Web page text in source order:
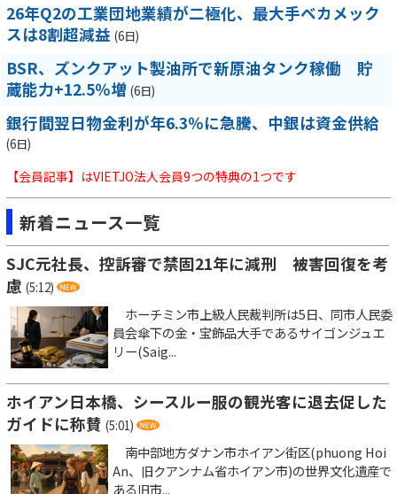
26年Q2の工業団地業績が二極化、最大手ベカメック
スは8割超減益 (6日)
BSR、ズンクアット製油所で新原油タンク稼働 貯
蔵能力+12.5％増 (6日)
銀行間翌日物金利が年6.3％に急騰、中銀は資金供給
(6日)
【会員記事】はVIETJO法人会員9つの特典の1つです
新着ニュース一覧
SJC元社長、控訴審で禁固21年に減刑 被害回復を考
慮 (5:12)
ホーチミン市上級人民裁判所は5日、同市人民委
員会傘下の金・宝飾品大手であるサイゴンジュエ
リー(Saig...
ホイアン日本橋、シースルー服の観光客に退去促した
ガイドに称賛 (5:01)
南中部地方ダナン市ホイアン街区(phuong Hoi
An、旧クアンナム省ホイアン市)の世界文化遺産で
ある旧市...